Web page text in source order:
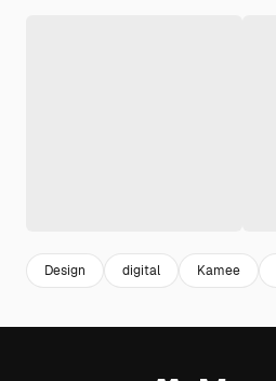
Design digital Kamee